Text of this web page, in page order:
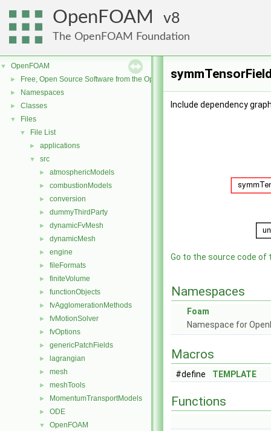
OpenFOAM 8
The OpenFOAM Foundation
▼ OpenFOAM
► Free, Open Source Software from the OpenFOAM Foundation
► Namespaces
► Classes
▼ Files
▼ File List
► applications
▼ src
► atmosphericModels
► combustionModels
► conversion
► dummyThirdParty
► dynamicFvMesh
► dynamicMesh
► engine
► fileFormats
► finiteVolume
► functionObjects
► fvAgglomerationMethods
► fvMotionSolver
► fvOptions
► genericPatchFields
► lagrangian
► mesh
► meshTools
► MomentumTransportModels
► ODE
▼ OpenFOAM
Include dependency
Go to the source code of
Namespaces
Foam
Namespace for
Macros
#define TEMPLATE
Functions